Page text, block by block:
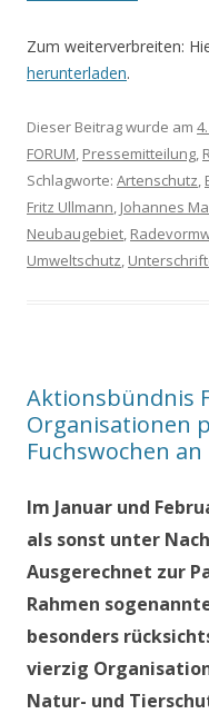
Zum weiterverbreiten:
herunterladen.
Dieser Beitrag wurde am
FORUM, Pressemitteilung,
Schlagworte: Artenschutz,
Fritz Ullmann, Johannes
Neubaugebiet,
Umweltschutz,
Aktionsbündnis
Organisationen
Fuchswochen an
Im Januar und
als sonst unter
Ausgerechnet zur
Rahmen
besonders
vierzig
Natur- und